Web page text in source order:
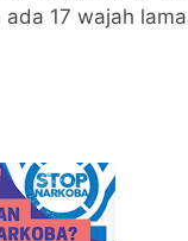
17 wajah lama